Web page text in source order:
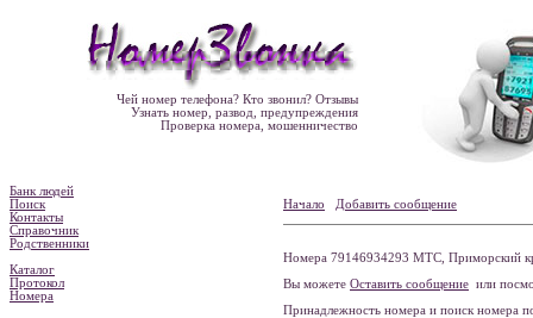
Чей номер телефона? Кто звонил? Отзывы
Узнать номер, развод, предупреждения
Проверка номера, мошенничество
Банк людей
Поиск
Контакты
Справочник
Родственники
Каталог
Протокол
Номера
Начало Добавить сообщение
Номера 79146934293 МТС, Приморский
Вы можете Оставить сообщение или
Принадлежность номера и поиск номера